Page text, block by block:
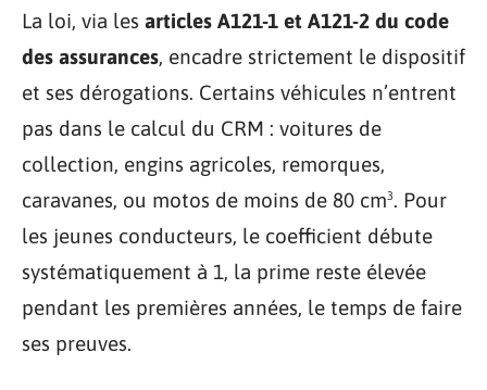
La loi, via les articles A121-1 et A121-2 du code
des assurances, encadre strictement le dispositif
et ses dérogations. Certains véhicules n’entrent
pas dans le calcul du CRM : voitures de
collection, engins agricoles, remorques,
caravanes, ou motos de moins de 80 cm³. Pour
les jeunes conducteurs, le coefficient débute
systématiquement à 1, la prime reste élevée
pendant les premières années, le temps de faire
ses preuves.